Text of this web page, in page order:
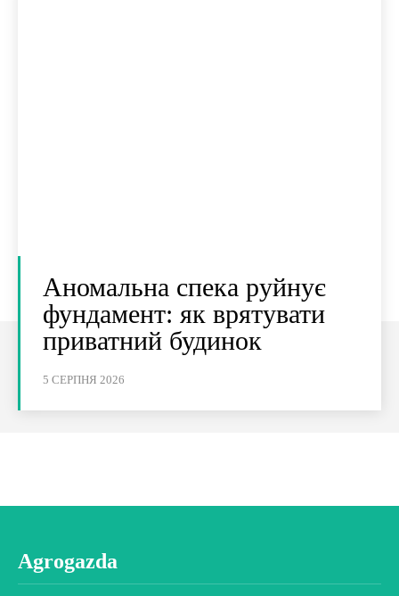
Аномальна спека руйнує
фундамент: як врятувати
приватний будинок
5 СЕРПНЯ 2026
Agrogazda